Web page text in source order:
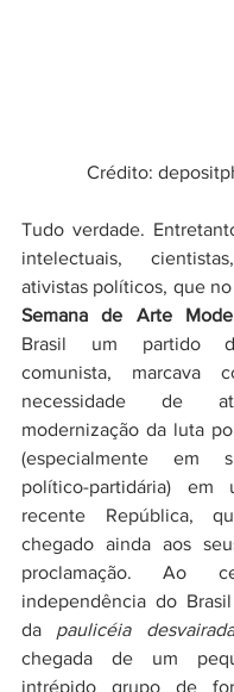
Crédito:
Tudo verdade.
intelectuais,
Semana de Arte
Brasil um partido
comunista, marcava
necessidade de
modernização da luta
(especialmente em
político-partidária)
recente República,
chegado ainda aos
proclamação. Ao
independência do
da paulicéia desvairada
chegada de um
intrépido grupo de